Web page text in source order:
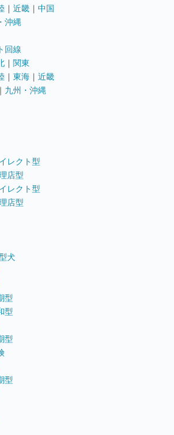
｜ 近畿 ｜ 中国
沖縄
回線
｜ 関東
｜ 東海 ｜ 近畿
｜ 九州・沖縄
レクト型
店型
レクト型
店型
犬
型
型
型
型